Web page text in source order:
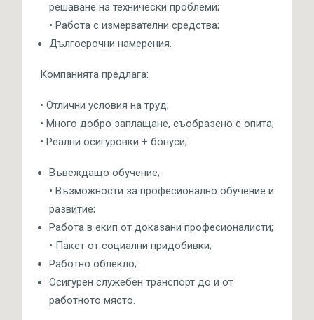
решаване на технически проблеми;
• Работа с измервателни средства;
Дългосрочни намерения.
Компанията предлага:
• Отлични условия на труд;
• Много добро заплащане, съобразено с опита;
• Реални осигуровки + бонуси;
Въвеждащо обучение;
• Възможности за професионално обучение и
развитие;
Работа в екип от доказани професионалисти;
• Пакет от социални придобивки;
Работно облекло;
Осигурен служебен транспорт до и от
работното място.